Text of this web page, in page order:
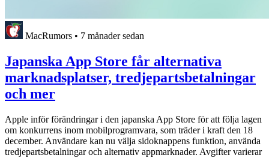
MacRumors • 7 månader sedan
Japanska App Store får alternativa
marknadsplatser, tredjepartsbetalningar
och mer
Apple inför förändringar i den japanska App Store för att följa lagen
om konkurrens inom mobilprogramvara, som träder i kraft den 18
december. Användare kan nu välja sidoknappens funktion, använda
tredjepartsbetalningar och alternativ appmarknader. Avgifter varierar